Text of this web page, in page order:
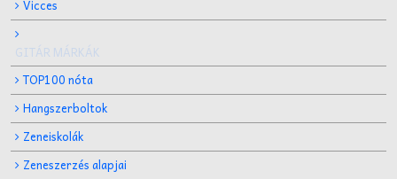
Vicces
GITÁR MÁRKÁK
TOP100 nóta
Hangszerboltok
Zeneiskolák
Zeneszerzés alapjai